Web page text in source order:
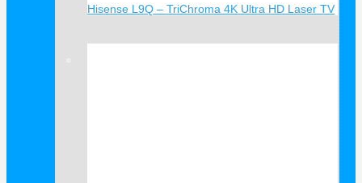
Hisense L9Q – TriChroma 4K Ultra HD Laser TV